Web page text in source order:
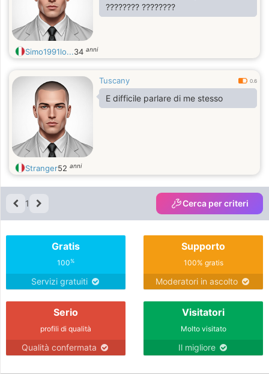
???????? ????????
Simo1991lo...34 anni
Tuscany 0.6
E difficile parlare di me stesso
Stranger52 anni
1 Cerca per criteri
Gratis
100%
Servizi gratuiti
Supporto
100% gratis
Moderatori in ascolto
Serio
profili di qualità
Qualità confermata
Visitatori
Molto visitato
Il migliore